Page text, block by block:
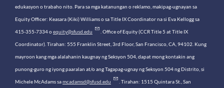
edukasyon o trabaho nito. Para sa mga katanungan o reklamo, makipag-ugnayan sa
Equity Officer: Keasara (Kiki) Williams o sa Title IX Coordinator na si Eva Kellogg sa
415-355-7334 oequity@sfusd.edu . Office of Equity (CCR Title 5 at Title IX
Coordinator). Tirahan: 555 Franklin Street, 3rd Floor, San Francisco, CA, 94102. Kung
mayroon kang mga alalahanin kaugnay ng Seksyon 504, dapat mong kontakin ang
punong-guro ng iyong paaralan at/o ang Tagapag-ugnay ng Seksyon 504 ng Distrito, si
Michele McAdams samcadamsd@sfusd.edu . Tirahan: 1515 Quintara St., San